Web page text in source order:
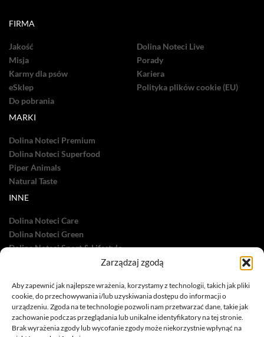
Zarządzaj zgodą
Aby zapewnić jak najlepsze wrażenia, korzystamy z technologii, takich jak pliki
cookie, do przechowywania i/lub uzyskiwania dostępu do informacji o
urządzeniu. Zgoda na te technologie pozwoli nam przetwarzać dane, takie jak
zachowanie podczas przeglądania lub unikalne identyfikatory na tej stronie.
Brak wyrażenia zgody lub wycofanie zgody może niekorzystnie wpłynąć na
FIRMA
Jakość
Misja
Karmy dla psów
eSklep
Do pobrania
Dolina Noteci Live
Porady
Kariera
Polityka plików cookie (EU)
MARKI
Dolina Noteci Premium
Dolina Noteci Superfood
Piper Animals
Natural Taste
INNE
Dolina Noteci Care
Dolina Noteci Green
Dolina Noteci Sport & Lifestyle